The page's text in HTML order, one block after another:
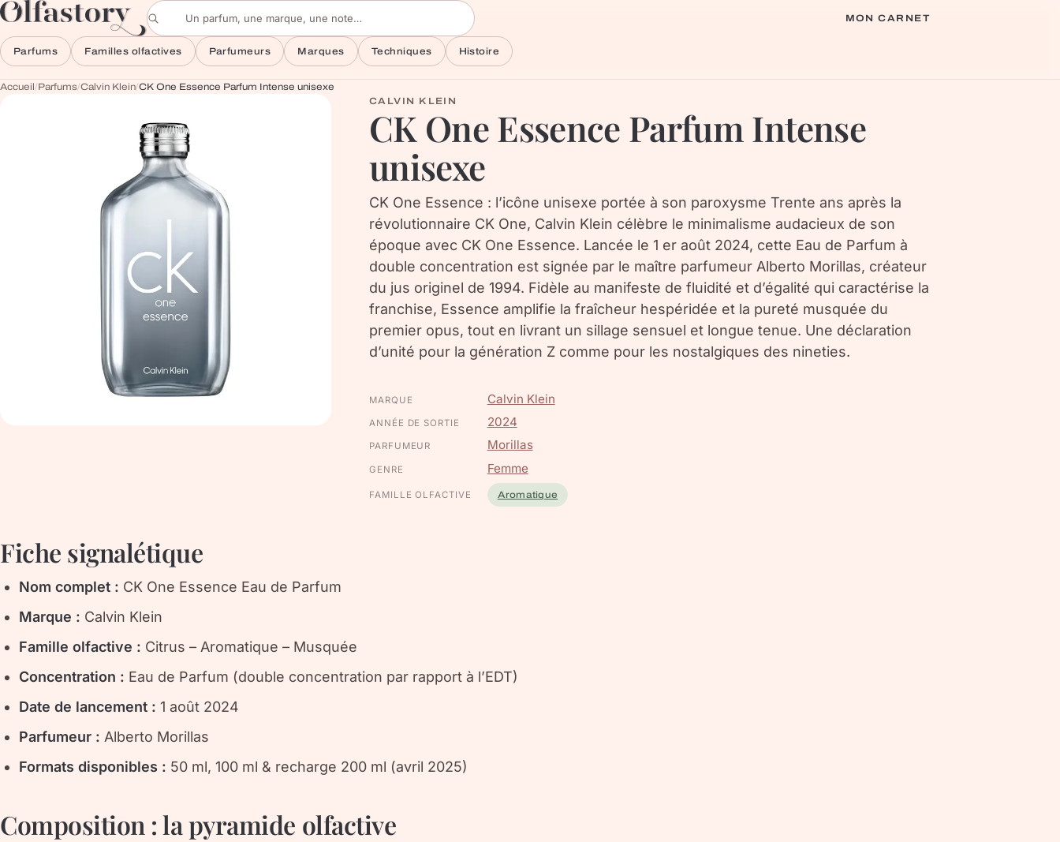
Aller au contenu
Rechercher un parfum
MON CARNET
Parfums Familles olfactives Parfumeurs Marques Techniques Histoire
Accueil/Parfums/Calvin Klein/CK One Essence Parfum Intense unisexe
CALVIN KLEIN
CK One Essence Parfum Intense
unisexe
CK One Essence : l’icône unisexe portée à son paroxysme Trente ans après la
révolutionnaire CK One, Calvin Klein célèbre le minimalisme audacieux de son
époque avec CK One Essence. Lancée le 1 er août 2024, cette Eau de Parfum à
double concentration est signée par le maître parfumeur Alberto Morillas, créateur
du jus originel de 1994. Fidèle au manifeste de fluidité et d’égalité qui caractérise la
franchise, Essence amplifie la fraîcheur hespéridée et la pureté musquée du
premier opus, tout en livrant un sillage sensuel et longue tenue. Une déclaration
d’unité pour la génération Z comme pour les nostalgiques des nineties.
MARQUE Calvin Klein
ANNÉE DE SORTIE 2024
PARFUMEUR Morillas
GENRE Femme
FAMILLE OLFACTIVE Aromatique
Fiche signalétique
Nom complet : CK One Essence Eau de Parfum
Marque : Calvin Klein
Famille olfactive : Citrus – Aromatique – Musquée
Concentration : Eau de Parfum (double concentration par rapport à l’EDT)
Date de lancement : 1 août 2024
Parfumeur : Alberto Morillas
Formats disponibles : 50 ml, 100 ml & recharge 200 ml (avril 2025)
Composition : la pyramide olfactive